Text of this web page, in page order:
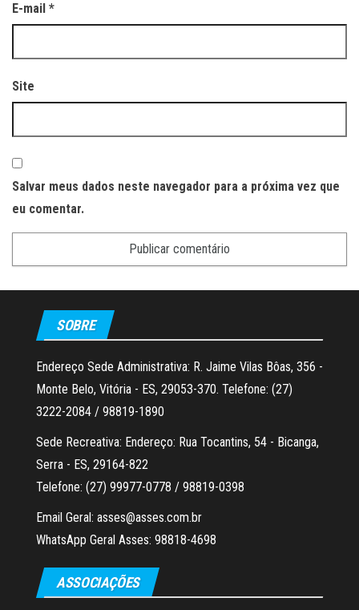
E-mail *
Site
Salvar meus dados neste navegador para a próxima vez que
eu comentar.
SOBRE
Endereço Sede Administrativa: R. Jaime Vilas Bôas, 356 -
Monte Belo, Vitória - ES, 29053-370. Telefone: (27)
3222-2084 / 98819-1890
Sede Recreativa: Endereço: Rua Tocantins, 54 - Bicanga,
Serra - ES, 29164-822
Telefone: (27) 99977-0778 / 98819-0398
Email Geral: asses@asses.com.br
WhatsApp Geral Asses: 98818-4698
ASSOCIAÇÕES